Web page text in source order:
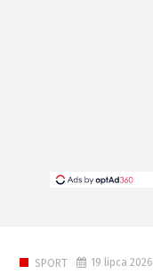
SPORT 19 lipca 2026